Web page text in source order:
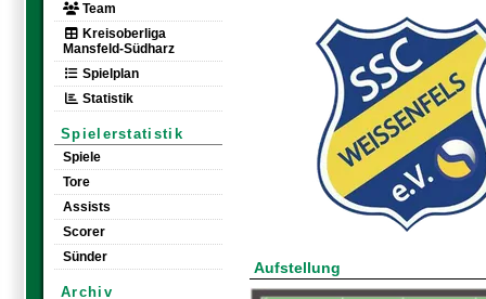
Team
Kreisoberliga
Mansfeld-Südharz
Spielplan
Statistik
Spielerstatistik
Spiele
Tore
Assists
Scorer
Sünder
Archiv
Aufstellung